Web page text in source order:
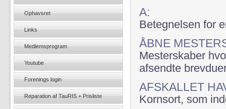
A:
Betegnelsen for
ÅBNE
Mesterskaber
afsendte
AFSKALLET
Kornsort, som
Ophavsret
Links
Medlemsprogram
Youtube
Forenings login
Reparation af TauRIS + Prisliste